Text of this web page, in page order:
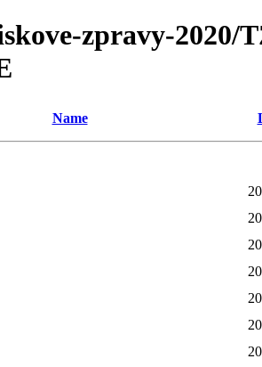
zpravy-2020/
Name